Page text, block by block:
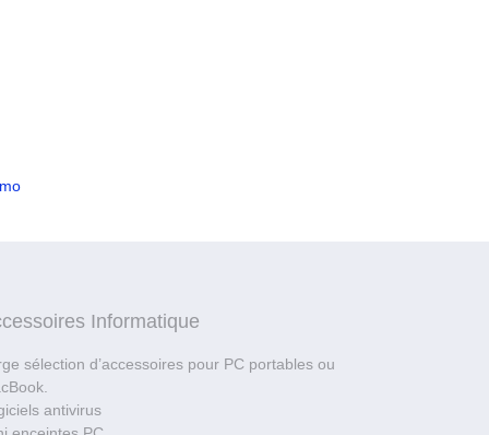
Informatique
sélection d’accessoires pour PC portables ou
antivirus